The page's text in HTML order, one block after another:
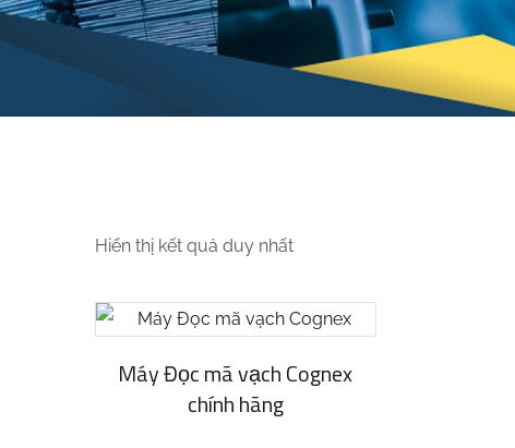
Hiển thị kết quả duy nhất
Máy Đọc mã vạch Cognex
chính hãng